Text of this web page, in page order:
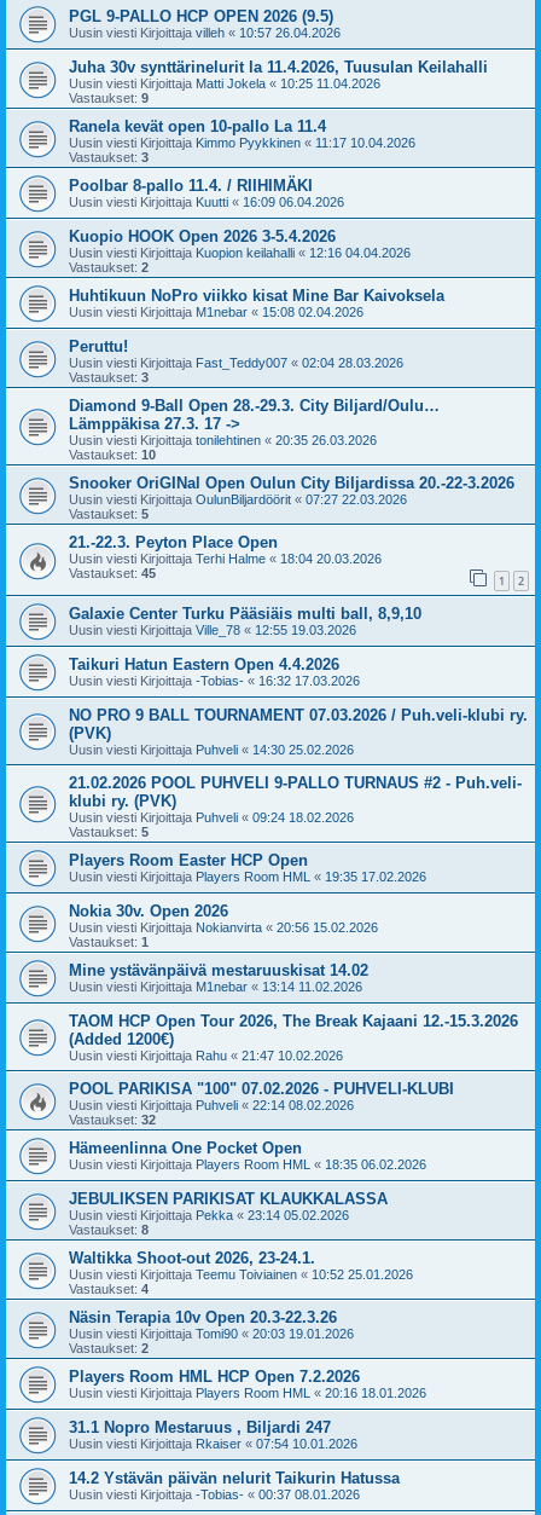
PGL 9-PALLO HCP OPEN 2026 (9.5)
Uusin viesti Kirjoittaja villeh « 10:57 26.04.2026
Juha 30v synttärinelurit la 11.4.2026, Tuusulan Keilahalli
Uusin viesti Kirjoittaja Matti Jokela « 10:25 11.04.2026
Vastaukset: 9
Ranela kevät open 10-pallo La 11.4
Uusin viesti Kirjoittaja Kimmo Pyykkinen « 11:17 10.04.2026
Vastaukset: 3
Poolbar 8-pallo 11.4. / RIIHIMÄKI
Uusin viesti Kirjoittaja Kuutti « 16:09 06.04.2026
Kuopio HOOK Open 2026 3-5.4.2026
Uusin viesti Kirjoittaja Kuopion keilahalli « 12:16 04.04.2026
Vastaukset: 2
Huhtikuun NoPro viikko kisat Mine Bar Kaivoksela
Uusin viesti Kirjoittaja M1nebar « 15:08 02.04.2026
Peruttu!
Uusin viesti Kirjoittaja Fast_Teddy007 « 02:04 28.03.2026
Vastaukset: 3
Diamond 9-Ball Open 28.-29.3. City Biljard/Oulu…
Lämppäkisa 27.3. 17 ->
Uusin viesti Kirjoittaja tonilehtinen « 20:35 26.03.2026
Vastaukset: 10
Snooker OriGINal Open Oulun City Biljardissa 20.-22-3.2026
Uusin viesti Kirjoittaja OulunBiljardöörit « 07:27 22.03.2026
Vastaukset: 5
21.-22.3. Peyton Place Open
Uusin viesti Kirjoittaja Terhi Halme « 18:04 20.03.2026
Vastaukset: 45 1 2
Galaxie Center Turku Pääsiäis multi ball, 8,9,10
Uusin viesti Kirjoittaja Ville_78 « 12:55 19.03.2026
Taikuri Hatun Eastern Open 4.4.2026
Uusin viesti Kirjoittaja -Tobias- « 16:32 17.03.2026
NO PRO 9 BALL TOURNAMENT 07.03.2026 / Puh.veli-klubi ry.
(PVK)
Uusin viesti Kirjoittaja Puhveli « 14:30 25.02.2026
21.02.2026 POOL PUHVELI 9-PALLO TURNAUS #2 - Puh.veli-
klubi ry. (PVK)
Uusin viesti Kirjoittaja Puhveli « 09:24 18.02.2026
Vastaukset: 5
Players Room Easter HCP Open
Uusin viesti Kirjoittaja Players Room HML « 19:35 17.02.2026
Nokia 30v. Open 2026
Uusin viesti Kirjoittaja Nokianvirta « 20:56 15.02.2026
Vastaukset: 1
Mine ystävänpäivä mestaruuskisat 14.02
Uusin viesti Kirjoittaja M1nebar « 13:14 11.02.2026
TAOM HCP Open Tour 2026, The Break Kajaani 12.-15.3.2026
(Added 1200€)
Uusin viesti Kirjoittaja Rahu « 21:47 10.02.2026
POOL PARIKISA "100" 07.02.2026 - PUHVELI-KLUBI
Uusin viesti Kirjoittaja Puhveli « 22:14 08.02.2026
Vastaukset: 32
Hämeenlinna One Pocket Open
Uusin viesti Kirjoittaja Players Room HML « 18:35 06.02.2026
JEBULIKSEN PARIKISAT KLAUKKALASSA
Uusin viesti Kirjoittaja Pekka « 23:14 05.02.2026
Vastaukset: 8
Waltikka Shoot-out 2026, 23-24.1.
Uusin viesti Kirjoittaja Teemu Toiviainen « 10:52 25.01.2026
Vastaukset: 4
Näsin Terapia 10v Open 20.3-22.3.26
Uusin viesti Kirjoittaja Tomi90 « 20:03 19.01.2026
Vastaukset: 2
Players Room HML HCP Open 7.2.2026
Uusin viesti Kirjoittaja Players Room HML « 20:16 18.01.2026
31.1 Nopro Mestaruus , Biljardi 247
Uusin viesti Kirjoittaja Rkaiser « 07:54 10.01.2026
14.2 Ystävän päivän nelurit Taikurin Hatussa
Uusin viesti Kirjoittaja -Tobias- « 00:37 08.01.2026